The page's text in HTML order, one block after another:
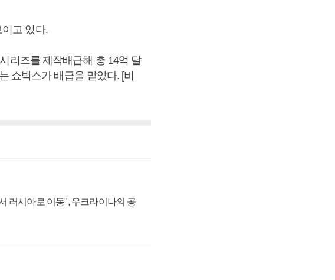
고 있다.
리즈를 제작배급해 총 14억 달
쇼박스가 배급을 맡았다. [비
러시아로 이동", 우크라이나의 공